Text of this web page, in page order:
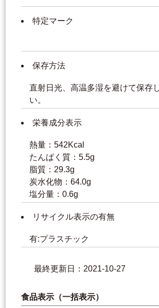
特定マーク
保存方法
直射日光、高温多湿を避けて保存
い。
栄養成分表示
熱量：542Kcal
たんぱく質：5.5g
脂質：29.3g
炭水化物：64.0g
塩分量：0.6g
リサイクル表示の有無
有:プラスチック
最終更新日：2021-10-27
食品表示（一括表示）